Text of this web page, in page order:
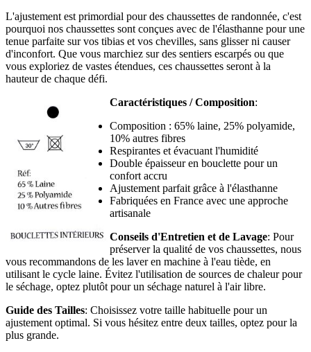
L'ajustement est primordial pour des chaussettes de randonnée, c'est
pourquoi nos chaussettes sont conçues avec de l'élasthanne pour une
tenue parfaite sur vos tibias et vos chevilles, sans glisser ni causer
d'inconfort. Que vous marchiez sur des sentiers escarpés ou que
vous exploriez de vastes étendues, ces chaussettes seront à la
hauteur de chaque défi.
Caractéristiques / Composition:
Composition : 65% laine, 25% polyamide,
10% autres fibres
Respirantes et évacuant l'humidité
Double épaisseur en bouclette pour un
confort accru
Ajustement parfait grâce à l'élasthanne
Fabriquées en France avec une approche
artisanale
Conseils d'Entretien et de Lavage: Pour
préserver la qualité de vos chaussettes, nous
vous recommandons de les laver en machine à l'eau tiède, en
utilisant le cycle laine. Évitez l'utilisation de sources de chaleur pour
le séchage, optez plutôt pour un séchage naturel à l'air libre.
Guide des Tailles: Choisissez votre taille habituelle pour un
ajustement optimal. Si vous hésitez entre deux tailles, optez pour la
plus grande.